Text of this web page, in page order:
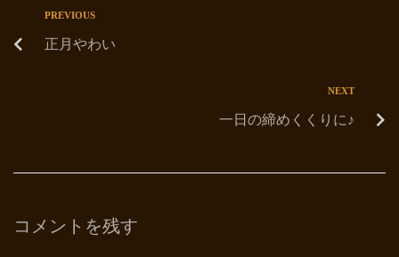
PREVIOUS
正月やわい
NEXT
一日の締めくくりに♪
コメントを残す